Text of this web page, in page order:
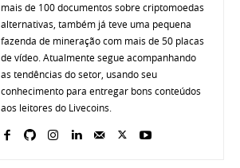
mais de 100 documentos sobre criptomoedas
alternativas, também já teve uma pequena
fazenda de mineração com mais de 50 placas
de vídeo. Atualmente segue acompanhando
as tendências do setor, usando seu
conhecimento para entregar bons conteúdos
aos leitores do Livecoins.